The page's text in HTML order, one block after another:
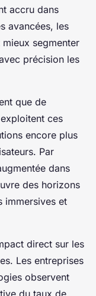
accru dans
avancées, les
segmenter
précision les
que de
ces
encore plus
Par
dans
des horizons
immersives et
direct sur les
Les entreprises
observent